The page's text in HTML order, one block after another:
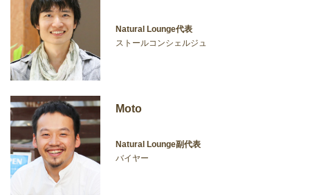
Natural Lounge代表
ストールコンシェルジュ
Moto
Natural Lounge副代表
バイヤー